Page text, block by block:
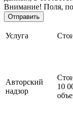
Внимание! Поля,
Услуга
Авторский
надзор
10